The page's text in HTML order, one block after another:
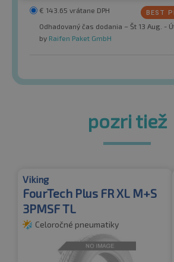
€ 143.65 vrátane DPH
Odhadovaný čas dodania – Št 13 Aug. -
by Raifen Paket GmbH
pozri tiež
Viking
FourTech Plus FR XL M+S
3PMSF TL
Celoročné pneumatiky